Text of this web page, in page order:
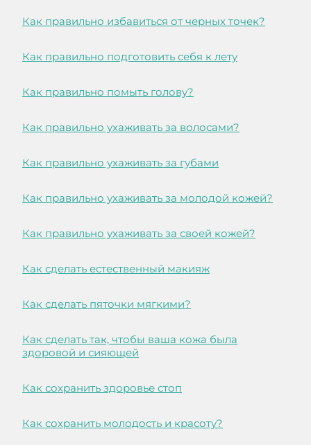
Как правильно избавиться от черных точек?
Как правильно подготовить себя к лету
Как правильно помыть голову?
Как правильно ухаживать за волосами?
Как правильно ухаживать за губами
Как правильно ухаживать за молодой кожей?
Как правильно ухаживать за своей кожей?
Как сделать естественный макияж
Как сделать пяточки мягкими?
Как сделать так, чтобы ваша кожа была
здоровой и сияющей
Как сохранить здоровье стоп
Как сохранить молодость и красоту?